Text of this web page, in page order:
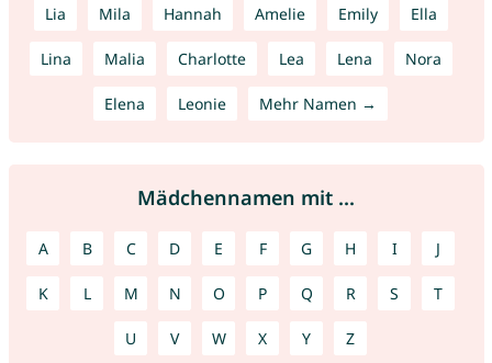
Lia Mila Hannah Amelie Emily Ella
Lina Malia Charlotte Lea Lena Nora
Elena Leonie Mehr Namen →
Mädchennamen mit ...
A B C D E F G H I J
K L M N O P Q R S T
U V W X Y Z